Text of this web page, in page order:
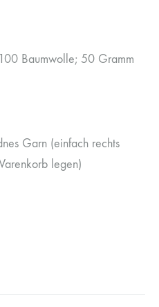
Baumwolle; 50 Gramm
Garn (einfach rechts
legen)